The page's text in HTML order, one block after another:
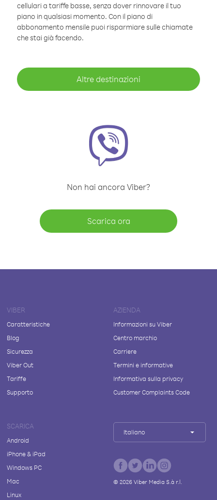
cellulari a tariffe basse, senza dover rinnovare il tuo
piano in qualsiasi momento. Con il piano di
abbonamento mensile puoi risparmiare sulle chiamate
che stai già facendo.
Altre destinazioni
Non hai ancora Viber?
Scarica ora
VIBER
Caratteristiche
Blog
Sicurezza
Viber Out
Tariffe
Supporto
AZIENDA
Informazioni su Viber
Centro marchio
Carriere
Termini e informative
Informativa sulla privacy
Customer Complaints Code
SCARICA
Android
iPhone & iPad
Windows PC
Mac
Linux
Italiano
© 2026Viber Media S.à r.l.